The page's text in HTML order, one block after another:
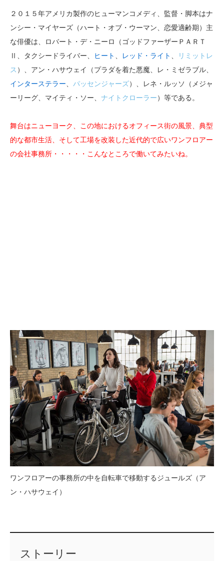
２０１５年アメリカ製作のヒューマンコメディ、監督・脚本はナ
ンシー・マイヤーズ（ハート・オブ・ウーマン、恋愛適齢期）主
な俳優は、ロバート・デ・ニーロ（ゴッドファーザーＰＡＲＴ
Ⅱ、タクシードライバー、
ヒート レッド・ライト
リミットレ
ス ）、アン・ハサウェイ（プラダを着た悪魔、レ・ミゼラブル、
インターステラー
パッセンジャーズ）、レネ・ルッソ（メジャ
ーリーグ、マイティ・ソー、 ナイトクローラー）等である。
舞台はニューヨーク、この地におけるオフィース街の風景、典型
的な都市生活、そして工場を改装した近代的で広いワンフロアー
の会社事務所・・・・・こんなところで働いてみたいね。
ワンフロアーの事務所の中を自転車で移動するジュールズ（ア
ン・ハサウェイ）
ストーリー